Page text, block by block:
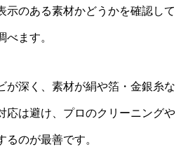
示のある素材かどうかを確認して
ます。
が深く、素材が絹や箔・金銀糸な
応は避け、プロのクリーニングや
のが最善です。